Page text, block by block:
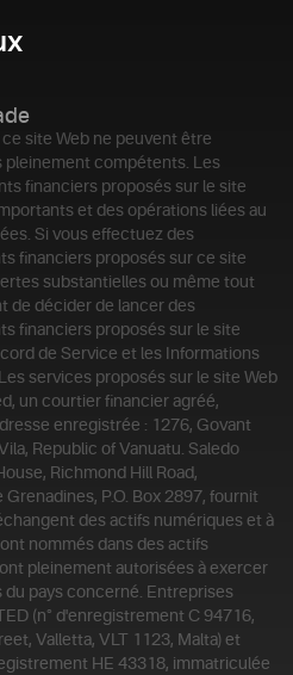
site Web ne peuvent être
pleinement compétents. Les
financiers proposés sur le site
et des opérations liées au
Si vous effectuez des
financiers proposés sur ce site
substantielles ou même tout
de décider de lancer des
financiers proposés sur le site
de Service et les Informations
Les services proposés sur le site Web
un courtier financier agréé,
enregistrée : 1276, Govant
Republic of Vanuatu. Saledo
Richmond Hill Road,
P.O. Box 2897, fournit
des actifs numériques et à
nommés dans des actifs
pleinement autorisées à exercer
du pays concerné. Entreprises
(n° d'enregistrement C 94716,
Valletta, VLT 1123, Malta) et
HE 43318, immatriculée